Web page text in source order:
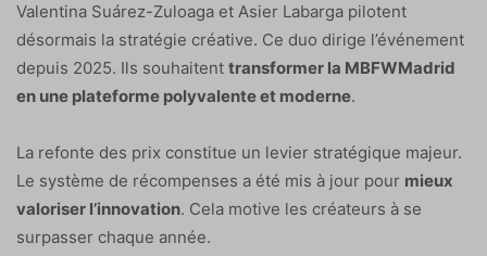
Valentina Suárez-Zuloaga et Asier Labarga pilotent
désormais la stratégie créative. Ce duo dirige l’événement
depuis 2025. Ils souhaitent transformer la MBFWMadrid
en une plateforme polyvalente et moderne.
La refonte des prix constitue un levier stratégique majeur.
Le système de récompenses a été mis à jour pour mieux
valoriser l’innovation. Cela motive les créateurs à se
surpasser chaque année.